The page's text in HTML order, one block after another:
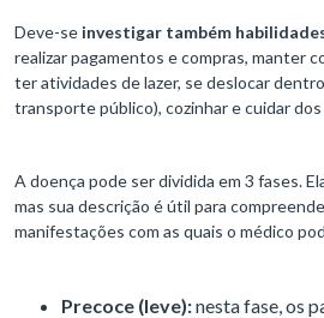
Deve-se investigar também
realizar pagamentos e compras, manter
ter atividades de lazer, se deslocar
transporte público), cozinhar e cuidar
A doença pode ser dividida em 3 fases.
mas sua descrição é útil para
manifestações com as quais o médico
Precoce (leve):nesta fase, os